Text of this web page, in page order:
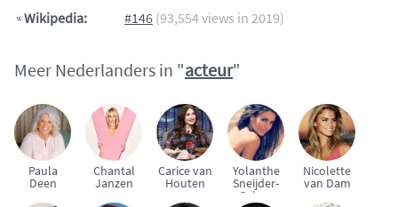
Wikipedia:
#146 (93,554 views in 2019)
Meer Nederlanders in "acteur"
Paula
Deen
Chantal
Janzen
Carice van
Houten
Yolanthe
Sneijder-
Cabau
Nicolette
van Dam